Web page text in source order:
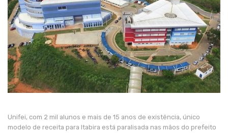
Unifei, com 2 mil alunos e mais de 15 anos de existência, único
modelo de receita para Itabira está paralisada nas mãos do prefeito